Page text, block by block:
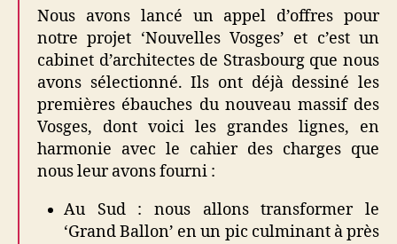
Nous avons lancé un appel d’offres pour
notre projet ‘Nouvelles Vosges’ et c’est un
cabinet d’architectes de Strasbourg que nous
avons sélectionné. Ils ont déjà dessiné les
premières ébauches du nouveau massif des
Vosges, dont voici les grandes lignes, en
harmonie avec le cahier des charges que
nous leur avons fourni :
Au Sud : nous allons transformer le
‘Grand Ballon’ en un pic culminant à près